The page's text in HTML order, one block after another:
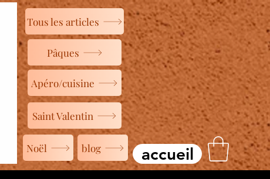
Tous les articles
Pâques
Apéro/cuisine
Saint Valentin
Noël blog accueil